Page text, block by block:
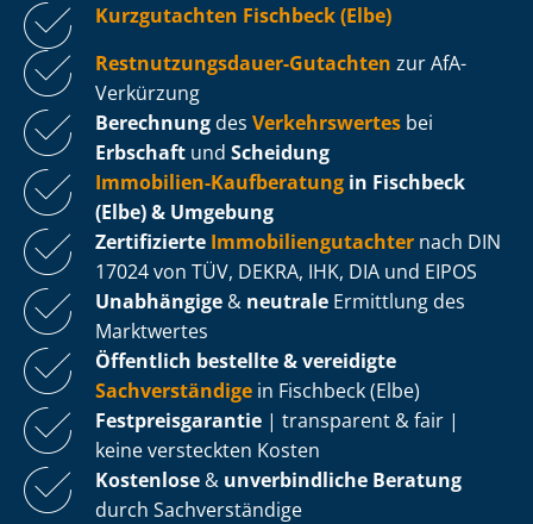
Kurzgutachten Fischbeck (Elbe)
Rest­nut­zungs­dau­er-Gutachten zur AfA-
Verkürzung
Berechnung des Verkehrswertes bei
Erbschaft und Scheidung
Immobilien-Kaufberatung in Fischbeck
(Elbe) & Umgebung
Zertifizierte Im­mo­bi­li­en­gut­ach­ter nach DIN
17024 von TÜV, DEKRA, IHK, DIA und EIPOS
Unabhängige & neutrale Ermittlung des
Marktwertes
Öffentlich bestellte & vereidigte
Sachverständige in Fischbeck (Elbe)
Fest­preis­ga­ran­tie | transparent & fair |
keine versteckten Kosten
Kostenlose & unverbindliche Beratung
durch Sachverständige